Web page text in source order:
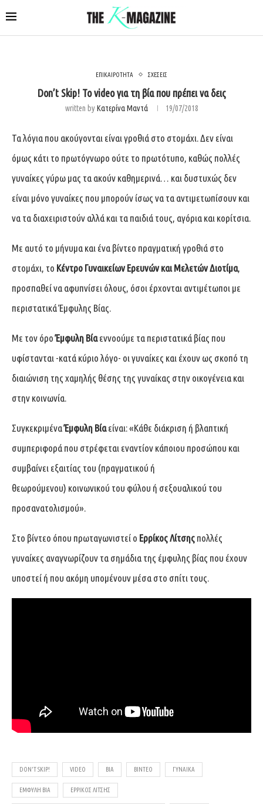
ΕΠΙΚΑΙΡΟΤΗΤΑ ΣΧΕΣΕΙΣ
Don’t Skip! To video για τη βία που πρέπει να δεις
written byΚατερίνα Μαντά 19/07/2018
Τα λόγια που ακούγονται είναι γροθιά στο στομάχι. Δεν είναι
όμως κάτι το πρωτόγνωρο ούτε το πρωτότυπο, καθώς πολλές
γυναίκες γύρω μας τα ακούν καθημερινά… και δυστυχώς δεν
είναι μόνο γυναίκες που μπορούν ίσως να τα αντιμετωπίσουν και
να τα διαχειριστούν αλλά και τα παιδιά τους, αγόρια και κορίτσια.
Mε αυτό το μήνυμα και ένα βίντεο πραγματική γροθιά στο
στομάχι, το Κέντρο Γυναικείων Ερευνών και Μελετών Διοτίμα,
προσπαθεί να αφυπνίσει όλους, όσοι έρχονται αντιμέτωποι με
περιστατικά Έμφυλης Βίας.
Με τον όροΈμφυλη Βίαεννοούμε τα περιστατικά βίας που
υφίστανται -κατά κύριο λόγο- οι γυναίκες και έχουν ως σκοπό τη
διαιώνιση της χαμηλής θέσης της γυναίκας στην οικογένεια και
στην κοινωνία.
ΣυγκεκριμέναΈμφυλη Βίαείναι: «Κάθε διάκριση ή βλαπτική
συμπεριφορά που στρέφεται εναντίον κάποιου προσώπου και
συμβαίνει εξαιτίας του (πραγματικού ή
θεωρούμενου) κοινωνικού του φύλου ή σεξουαλικού του
προσανατολισμού».
Στο βίντεο όπου πρωταγωνιστεί ο Ερρίκος Λίτσης πολλές
γυναίκες αναγνωρίζουν τα σημάδια της έμφυλης βίας που έχουν
υποστεί ή που ακόμη υπομένουν μέσα στο σπίτι τους.
DON'T SKIP! VIDEO ΒΊΑ ΒΊΝΤΕΟ ΓΥΝΑΊΚΑ
ΈΜΦΥΛΗ ΒΊΑ ΕΡΡΊΚΟΣ ΛΊΤΣΗΣ